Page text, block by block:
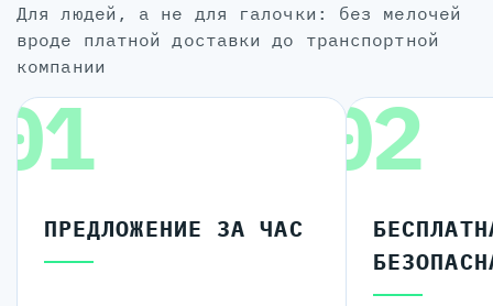
для людей, а не для галочки: без мелочей
вроде платной доставки до транспортной
компании
ПРЕДЛОЖЕНИЕ ЗА ЧАС
02